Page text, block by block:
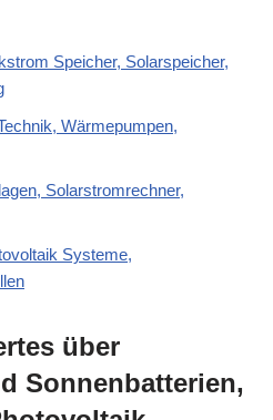
Speicher, Solarspeicher,
Wärmepumpen,
Solarstromrechner,
Systeme,
über
Sonnenbatterien,